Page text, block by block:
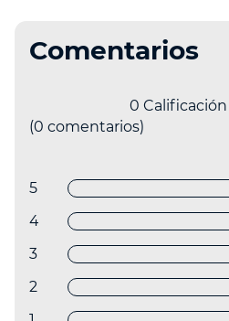
Comentarios
0
(0 comentarios)
5 estrellas
4 estrellas
3 estrellas
2 estrellas